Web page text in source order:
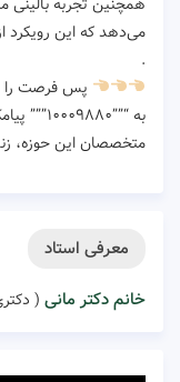
می‌دهد که این
.
به
متخصصان این حوزه،
معرفی استاد
خانم دکتر مانی (